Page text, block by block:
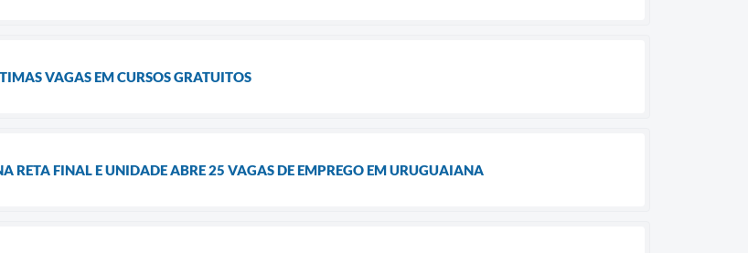
VAGAS EM CURSOS GRATUITOS
RETA FINAL E UNIDADE ABRE 25 VAGAS DE EMPREGO EM URUGUAIANA